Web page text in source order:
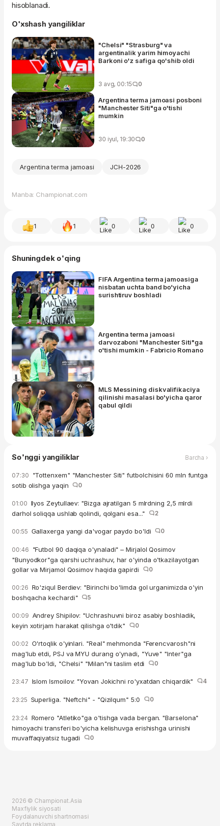
hisoblanadi.
O'xshash yangiliklar
"Chelsi" "Strasburg" va
argentinalik yarim himoyachi
Barkoni o'z safiga qo'shib oldi
3 avg, 00:15 0
Argentina terma jamoasi posboni
"Manchester Siti"ga o'tishi
mumkin
30 iyul, 19:30 0
Argentina terma jamoasi JCH-2026
Manba: Championat.com
1 1 0 0 0
Shuningdek o'qing
FIFA Argentina terma jamoasiga
nisbatan uchta band bo'yicha
surishtiruv boshladi
Argentina terma jamoasi
darvozaboni "Manchester Siti"ga
o'tishi mumkin - Fabricio Romano
MLS Messining diskvalifikaciya
qilinishi masalasi bo'yicha qaror
qabul qildi
So'nggi yangiliklar Barcha ›
07:30 "Tottenxem" "Manchester Siti" futbolchisini 60 mln funtga
sotib olishga yaqin
0
01:00 Ilyos Zeytullaev: "Bizga ajratilgan 5 mlrdning 2,5 mlrdi
darhol soliqqa ushlab qolindi, qolgani esa..."
2
00:55 Gallaxerga yangi da'vogar paydo bo'ldi 0
00:46 "Futbol 90 daqiqa o'ynaladi" – Mirjalol Qosimov
"Bunyodkor"ga qarshi uchrashuv, har o'yinda o'tkazilayotgan
gollar va Mirjamol Qosimov haqida gapirdi
0
00:26 Ro'ziqul Berdiev: "Birinchi bo'limda gol urganimizda o'yin
boshqacha kechardi"
5
00:09 Andrey Shipilov: "Uchrashuvni biroz asabiy boshladik,
keyin xotirjam harakat qilishga o'tdik"
0
00:02 O'rtoqlik o'yinlari. "Real" mehmonda "Ferencvarosh"ni
mag'lub etdi, PSJ va MYU durang o'ynadi, "Yuve" "Inter"ga
mag'lub bo'ldi, "Chelsi" "Milan"ni taslim etdi
0
23:47 Islom Ismoilov: "Yovan Jokichni ro'yxatdan chiqardik" 4
23:25 Superliga. "Neftchi" - "Qizilqum" 5:0 0
23:24 Romero "Atletiko"ga o'tishga vada bergan. "Barselona"
himoyachi transferi bo'yicha kelishuvga erishishga urinishi
muvaffaqiyatsiz tugadi
0
2026 © Championat.Asia
Maxfiylik siyosati
Foydalanuvchi shartnomasi
Saytda reklama